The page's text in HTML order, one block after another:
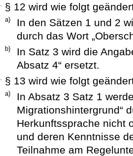
§ 12 wird wie folgt
a)
In den Sätzen 1 und 2
durch das Wort
b)
In Satz 3 wird die
Absatz 4“ ersetzt.
§ 13 wird wie folgt
a)
In Absatz 3 Satz 1
Migrationshintergrund“
Herkunftssprache nicht
und deren Kenntnisse
Teilnahme am